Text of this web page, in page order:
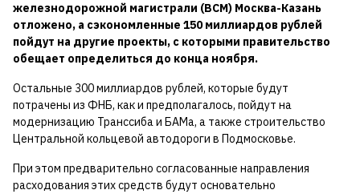
железнодорожной магистрали (ВСМ) Москва-Казань
отложено, а сэкономленные 150 миллиардов рублей
пойдут на другие проекты, с которыми правительство
обещает определиться до конца ноября.
Остальные 300 миллиардов рублей, которые будут
потрачены из ФНБ, как и предполагалось, пойдут на
модернизацию Транссиба и БАМа, а также строительство
Центральной кольцевой автодороги в Подмосковье.
При этом предварительно согласованные направления
расходования этих средств будут основательно